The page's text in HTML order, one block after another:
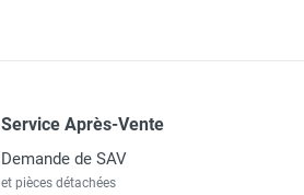
Service Après-Vente
Demande de SAV
et pièces détachées